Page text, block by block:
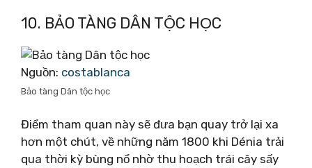
10. BẢO TÀNG DÂN TỘC HỌC
Nguồn: costablanca
Bảo tàng Dân tộc học
Điểm tham quan này sẽ đưa bạn quay trở lại xa
hơn một chút, về những năm 1800 khi Dénia trải
qua thời kỳ bùng nổ nhờ thu hoạch trái cây sấy